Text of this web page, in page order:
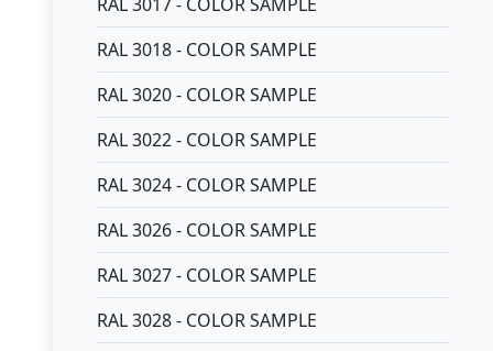
RAL 3018 - COLOR SAMPLE
RAL 3020 - COLOR SAMPLE
RAL 3022 - COLOR SAMPLE
RAL 3024 - COLOR SAMPLE
RAL 3026 - COLOR SAMPLE
RAL 3027 - COLOR SAMPLE
RAL 3028 - COLOR SAMPLE